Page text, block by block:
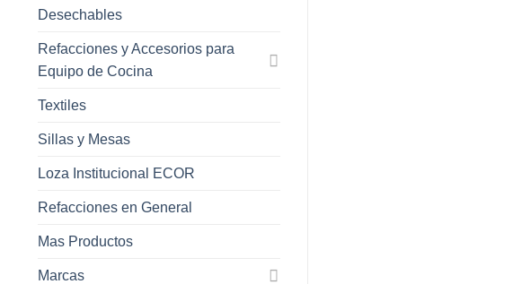
Desechables
Refacciones y Accesorios para
Equipo de Cocina
Textiles
Sillas y Mesas
Loza Institucional ECOR
Refacciones en General
Mas Productos
Marcas